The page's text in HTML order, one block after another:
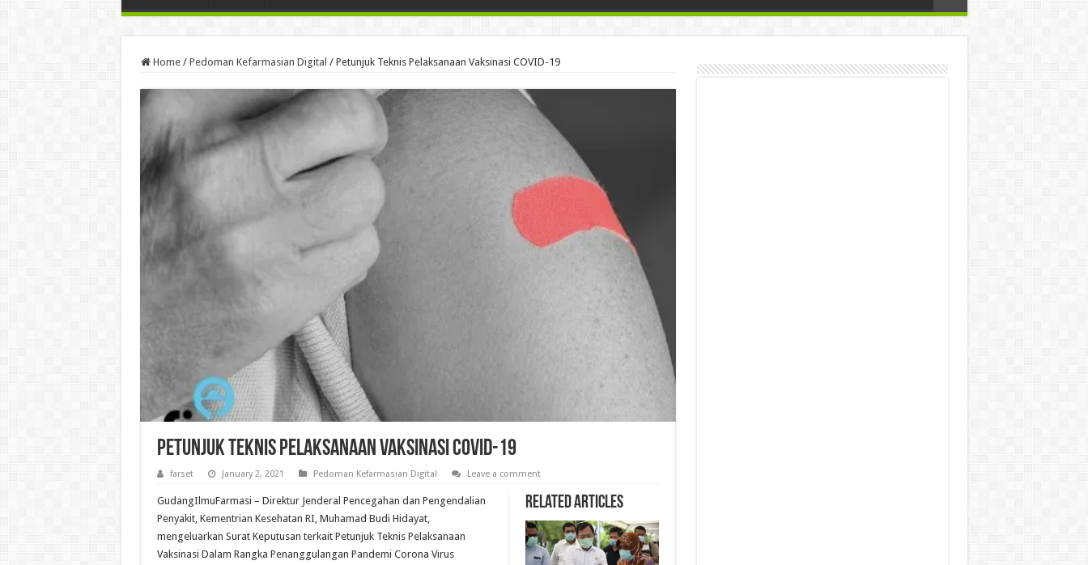
Home / Pedoman Kefarmasian Digital / Petunjuk Teknis Pelaksanaan Vaksinasi COVID-19
Petunjuk Teknis Pelaksanaan Vaksinasi COVID-19
farset January 2, 2021 Pedoman Kefarmasian Digital Leave a comment
Related Articles
GudangIlmuFarmasi – Direktur Jenderal Pencegahan dan Pengendalian
Penyakit, Kementrian Kesehatan RI, Muhamad Budi Hidayat,
mengeluarkan Surat Keputusan terkait Petunjuk Teknis Pelaksanaan
Vaksinasi Dalam Rangka Penanggulangan Pandemi Corona Virus